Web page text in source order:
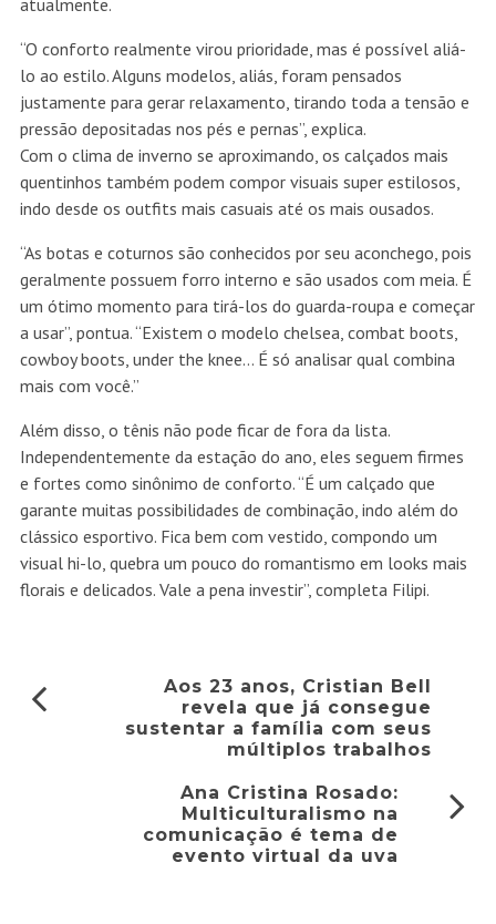
atualmente.
“O conforto realmente virou prioridade, mas é possível aliá-
lo ao estilo. Alguns modelos, aliás, foram pensados
justamente para gerar relaxamento, tirando toda a tensão e
pressão depositadas nos pés e pernas”, explica.
Com o clima de inverno se aproximando, os calçados mais
quentinhos também podem compor visuais super estilosos,
indo desde os outfits mais casuais até os mais ousados.
“As botas e coturnos são conhecidos por seu aconchego, pois
geralmente possuem forro interno e são usados com meia. É
um ótimo momento para tirá-los do guarda-roupa e começar
a usar”, pontua. “Existem o modelo chelsea, combat boots,
cowboy boots, under the knee… É só analisar qual combina
mais com você.”
Além disso, o tênis não pode ficar de fora da lista.
Independentemente da estação do ano, eles seguem firmes
e fortes como sinônimo de conforto. “É um calçado que
garante muitas possibilidades de combinação, indo além do
clássico esportivo. Fica bem com vestido, compondo um
visual hi-lo, quebra um pouco do romantismo em looks mais
florais e delicados. Vale a pena investir”, completa Filipi.
Aos 23 anos, Cristian Bell
revela que já consegue
sustentar a família com seus
múltiplos trabalhos
Ana Cristina Rosado:
Multiculturalismo na
comunicação é tema de
evento virtual da uva